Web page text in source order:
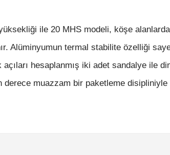
ile 20 MHS modeli, köşe
Alüminyumun termal stabilite özelliği
hesaplanmış iki adet sandalye ile
derece muazzam bir paketleme